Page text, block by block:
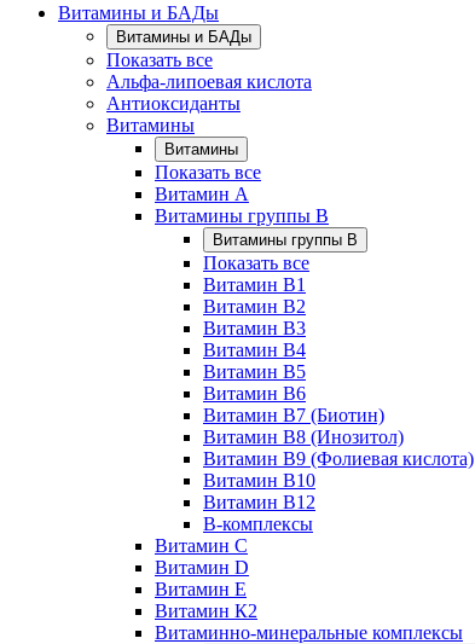
Витамины и БАДы
Витамины и БАДы
Показать все
Альфа-липоевая кислота
Антиоксиданты
Витамины
Витамины
Показать все
Витамин A
Витамины группы B
Витамины группы B
Показать все
Витамин B1
Витамин B2
Витамин B3
Витамин B4
Витамин B5
Витамин B6
Витамин B7 (Биотин)
Витамин B8 (Инозитол)
Витамин B9 (Фолиевая кислота)
Витамин B10
Витамин B12
B-комплексы
Витамин C
Витамин D
Витамин E
Витамин К2
Витаминно-минеральные комплексы